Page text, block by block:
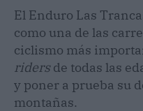
El Enduro Las
como una de las
ciclismo más
ridersde todas las
y poner a prueba su
montañas.